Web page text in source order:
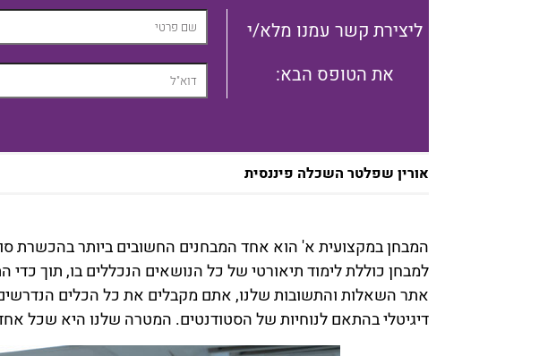
ליצירת קשר עמנו מלא/י
:את הטופס הבא
אורין שפלטר השכלה פיננסית
המבחן במקצועית א' הוא אחד המבחנים החשובים ביותר בהכשרת
למבחן כוללת לימוד תיאורטי של כל הנושאים הנכללים בו, תוך
אתר השאלות והתשובות שלנו, אתם מקבלים את כל הכלים
דיגיטלי בהתאם לנוחיות של הסטודנטים. המטרה שלנו היא שכל